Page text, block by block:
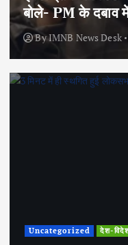
बोले- PM के
ByIMNB News Desk
Uncategorized देश-